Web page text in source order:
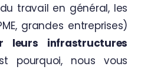
travail en général, les
grandes entreprises)
leurs infrastructures
pourquoi, nous vous